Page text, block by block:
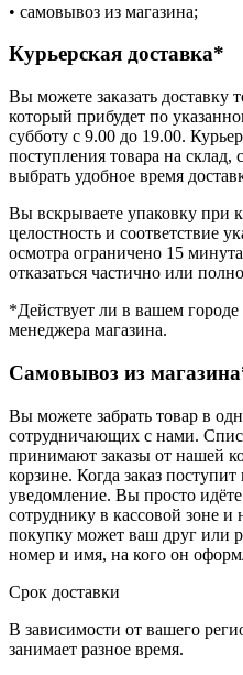
• самовывоз из магазина;
Курьерская доставка*
Вы можете заказать доставку
который прибудет по
субботу с 9.00 до 19.00.
поступления товара на
выбрать удобное время
Вы вскрываете упаковку при
целостность и соответствие
осмотра ограничено 15
отказаться частично или
*Действует ли в вашем городе
менеджера магазина.
Самовывоз из
Вы можете забрать товар в
сотрудничающих с нами.
принимают заказы от нашей
корзине. Когда заказ
уведомление. Вы просто
сотруднику в кассовой зоне и
покупку может ваш друг или
номер и имя, на кого он
Срок доставки
В зависимости от вашего
занимает разное время.